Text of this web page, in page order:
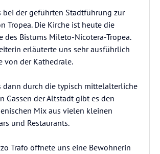
bei der geführten Stadtführung zur
Tropea. Die Kirche ist heute die
des Bistums Mileto-Nicotera-Tropea.
erläuterte uns sehr ausführlich
von der Kathedrale.
dann durch die typisch mittelalterliche
Gassen der Altstadt gibt es den
Mix aus vielen kleinen
und Restaurants.
Trafo öffnete uns eine Bewohnerin